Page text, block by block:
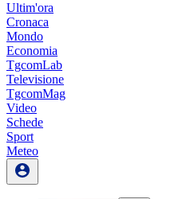
Ultim'ora
Cronaca
Mondo
Economia
TgcomLab
Televisione
TgcomMag
Video
Schede
Sport
Meteo